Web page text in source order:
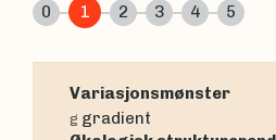
0
1 2 3 4 5
Variasjonsmønster
g gradient